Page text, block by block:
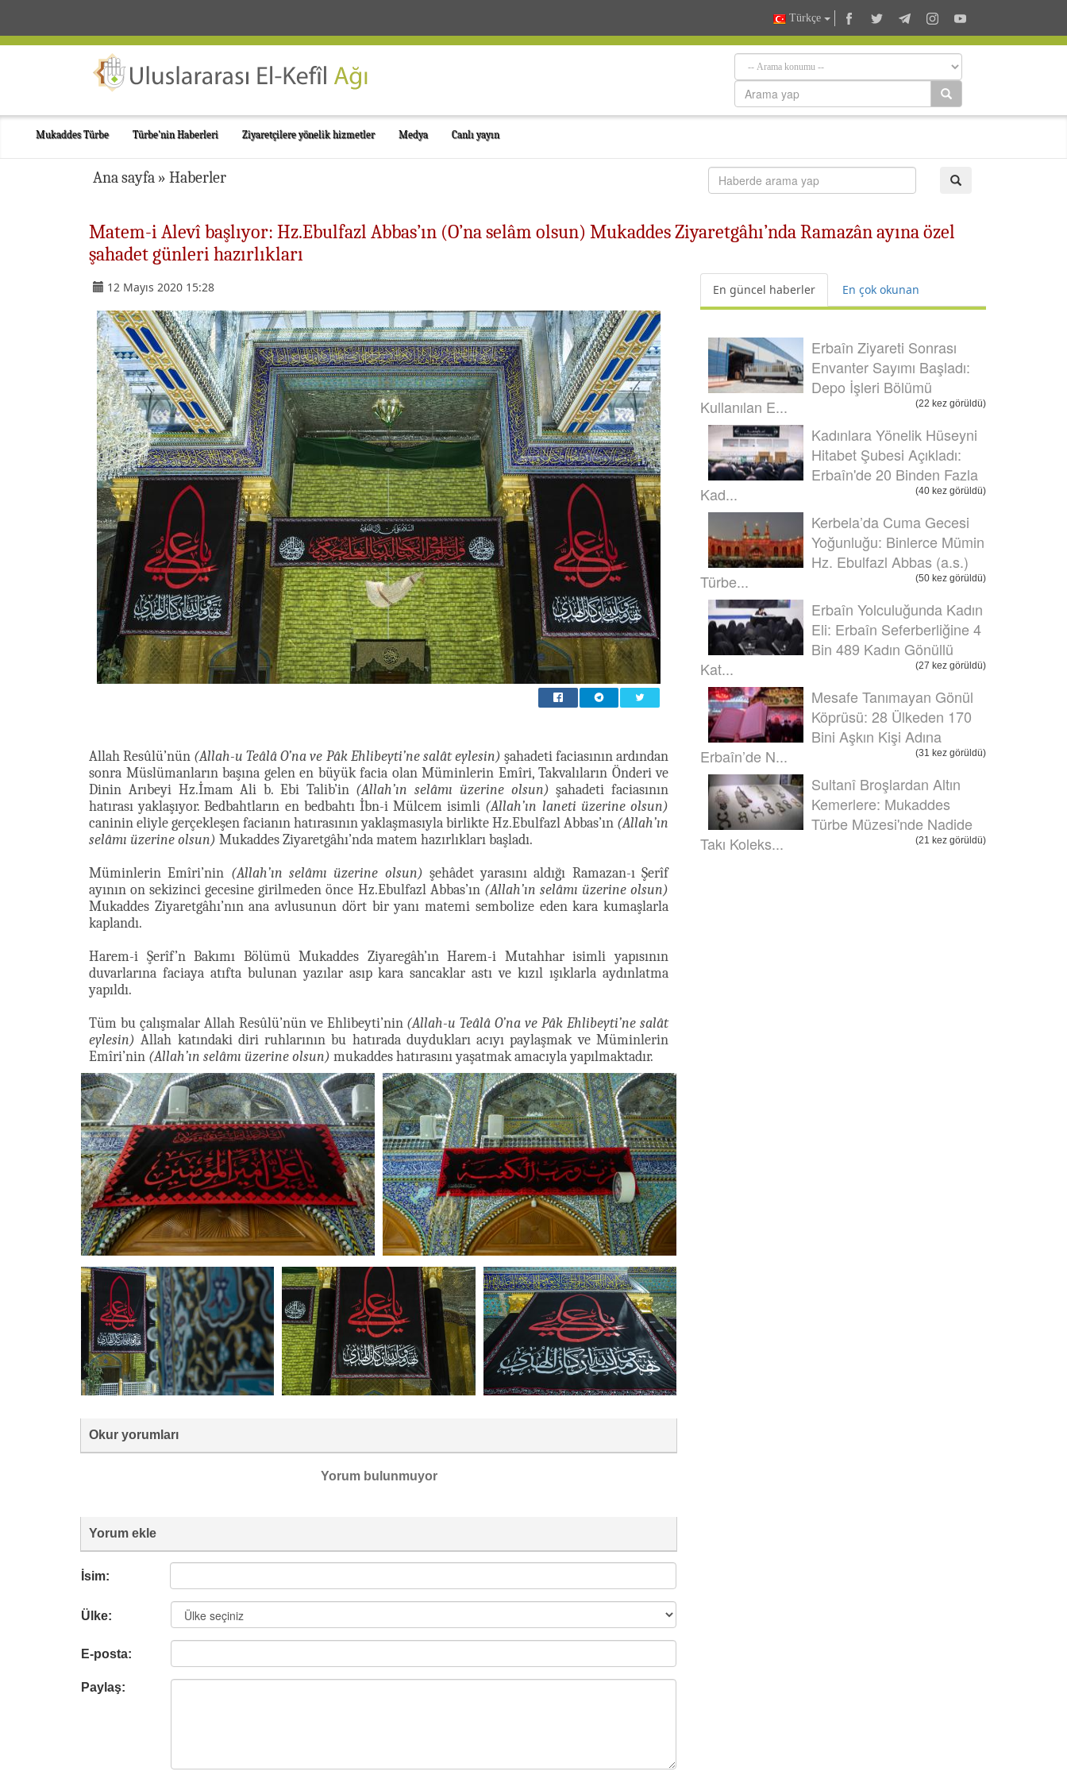
Türkçe
Mukaddes Türbe Türbe'nin Haberleri Ziyaretçilere yönelik hizmetler Medya Canlı yayın
Ana sayfa » Haberler
Matem-i Alevî başlıyor: Hz.Ebulfazl Abbas’ın (O’na selâm olsun) Mukaddes Ziyaretgâhı’nda Ramazân ayına özel
şahadet günleri hazırlıkları
12 Mayıs 2020 15:28
Allah Resûlü’nün (Allah-u Teâlâ O’na ve Pâk Ehlibeyti’ne salât eylesin) şahadeti faciasının ardından
sonra Müslümanların başına gelen en büyük facia olan Müminlerin Emîri, Takvalıların Önderi ve
Dinin Arıbeyi Hz.İmam Ali b. Ebi Talib’in (Allah’ın selâmı üzerine olsun) şahadeti faciasının
hatırası yaklaşıyor. Bedbahtların en bedbahtı İbn-i Mülcem isimli (Allah’ın laneti üzerine olsun)
caninin eliyle gerçekleşen facianın hatırasının yaklaşmasıyla birlikte Hz.Ebulfazl Abbas’ın (Allah’ın
selâmı üzerine olsun) Mukaddes Ziyaretgâhı’nda matem hazırlıkları başladı.
Müminlerin Emîri’nin (Allah’ın selâmı üzerine olsun) şehâdet yarasını aldığı Ramazan-ı Şerîf
ayının on sekizinci gecesine girilmeden önce Hz.Ebulfazl Abbas’ın (Allah’ın selâmı üzerine olsun)
Mukaddes Ziyaretgâhı’nın ana avlusunun dört bir yanı matemi sembolize eden kara kumaşlarla
kaplandı.
Harem-i Şerîf’n Bakımı Bölümü Mukaddes Ziyaregâh’ın Harem-i Mutahhar isimli yapısının
duvarlarına faciaya atıfta bulunan yazılar asıp kara sancaklar astı ve kızıl ışıklarla aydınlatma
yapıldı.
Tüm bu çalışmalar Allah Resûlü’nün ve Ehlibeyti’nin (Allah-u Teâlâ O’na ve Pâk Ehlibeyti’ne salât
eylesin) Allah katındaki diri ruhlarının bu hatırada duydukları acıyı paylaşmak ve Müminlerin
Emîri’nin (Allah’ın selâmı üzerine olsun) mukaddes hatırasını yaşatmak amacıyla yapılmaktadır.
Okur yorumları
Yorum bulunmuyor
Yorum ekle
İsim:
Ülke:
E-posta:
Paylaş:
En güncel haberler En çok okunan
Erbaîn Ziyareti Sonrası
Envanter Sayımı Başladı:
Depo İşleri Bölümü
Kullanılan E...
(22 kez görüldü)
Kadınlara Yönelik Hüseyni
Hitabet Şubesi Açıkladı:
Erbaîn'de 20 Binden Fazla
Kad...
(40 kez görüldü)
Kerbela’da Cuma Gecesi
Yoğunluğu: Binlerce Mümin
Hz. Ebulfazl Abbas (a.s.)
Türbe...
(50 kez görüldü)
Erbaîn Yolculuğunda Kadın
Eli: Erbaîn Seferberliğine 4
Bin 489 Kadın Gönüllü
Kat...
(27 kez görüldü)
Mesafe Tanımayan Gönül
Köprüsü: 28 Ülkeden 170
Bini Aşkın Kişi Adına
Erbaîn’de N...
(31 kez görüldü)
Sultanî Broşlardan Altın
Kemerlere: Mukaddes
Türbe Müzesi'nde Nadide
Takı Koleks...
(21 kez görüldü)